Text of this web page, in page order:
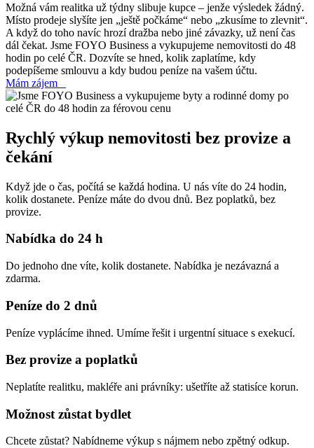
Možná vám realitka už týdny slibuje kupce – jenže výsledek žádný.
Místo prodeje slyšíte jen „ještě počkáme“ nebo „zkusíme to zlevnit“.
A když do toho navíc hrozí dražba nebo jiné závazky, už není čas
dál čekat. Jsme FOYO Business a vykupujeme nemovitosti do 48
hodin po celé ČR. Dozvíte se hned, kolik zaplatíme, kdy
podepíšeme smlouvu a kdy budou peníze na vašem účtu.
Mám zájem
Rychlý výkup nemovitosti bez provize a
čekání
Když jde o čas, počítá se každá hodina. U nás víte do 24 hodin,
kolik dostanete. Peníze máte do dvou dnů. Bez poplatků, bez
provize.
Nabídka do 24 h
Do jednoho dne víte, kolik dostanete. Nabídka je nezávazná a
zdarma.
Peníze do 2 dnů
Peníze vyplácíme ihned. Umíme řešit i urgentní situace s exekucí.
Bez provize a poplatků
Neplatíte realitku, makléře ani právníky: ušetříte až statisíce korun.
Možnost zůstat bydlet
Chcete zůstat? Nabídneme výkup s nájmem nebo zpětný odkup.